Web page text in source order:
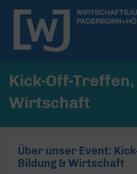
Kick-Off-Treffen,
Wirtschaft
Über unser Event:
Bildung & Wirtschaft